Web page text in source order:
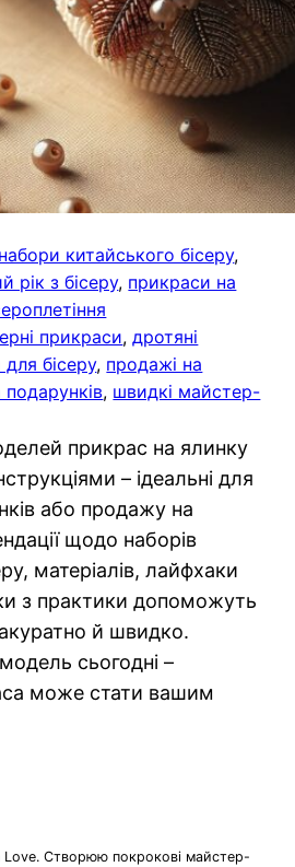
набори китайського бісеру
рік з бісеру, прикраси на
прикраси, дротяні
для бісеру, продажі на
, швидкі майстер-
прикрас на ялинку
– ідеальні для
або продажу на
щодо наборів
матеріалів, лайфхаки
з практики допоможуть
й швидко.
сьогодні –
може стати вашим
Love. Створюю покрокові майстер-